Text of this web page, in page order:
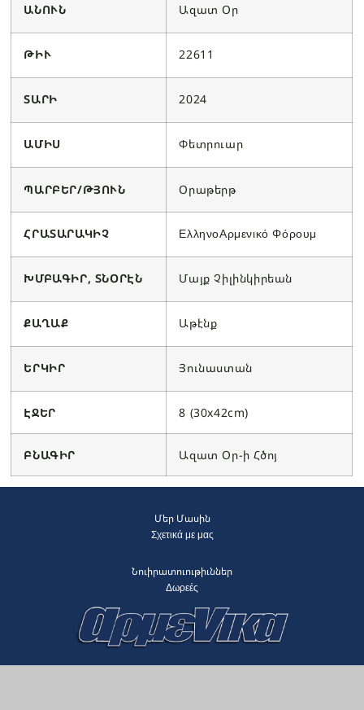
ԱՆՈՒՆ Ազատ Օր
ԹԻՒ 22611
ՏԱՐԻ 2024
ԱՄԻՍ Փետրուար
ՊԱՐԲԵՐ/ԹՅՈՒՆ Օրաթերթ
ՀՐԱՏԱՐԱԿԻՉ ΕλληνοΑρμενικό Φόρουμ
ԽՄԲԱԳԻՐ, ՏՆՕՐԷՆ Մայք Չիլինկիրեան
ՔԱՂԱՔ Աթէնք
ԵՐԿԻՐ Յունաստան
ԷՋԵՐ 8 (30x42cm)
ԲՆԱԳԻՐ Ազատ Օր-ի Հծոյ
Մեր Մասին
Σχετικά με μας
Նուիրատուութիւններ
Δωρεές